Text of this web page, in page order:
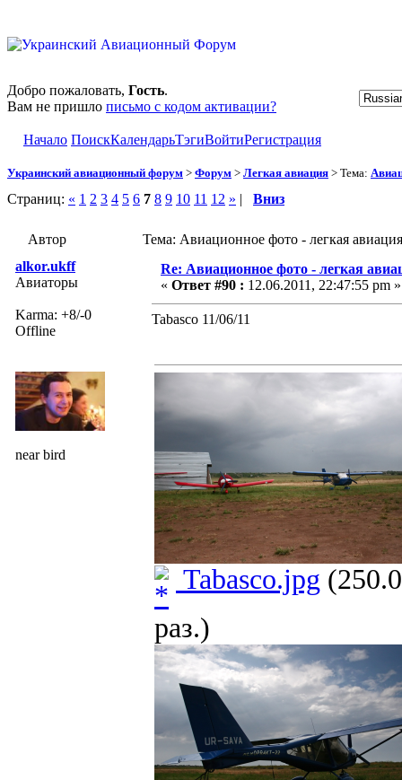
Добро пожаловать, Гость.
Вам не пришло письмо с кодом активации?
Начало ПоискКалендарьТэгиВойтиРегистрация
Украинский авиационный форум > Форум > Легкая авиация > Тема:
Страниц: « 1 2 3 4 5 6 7 8 9 10 11 12 » | Вниз
Автор
Тема: Авиационное фото - легкая
alkor.ukff
Авиаторы
Karma: +8/-0
Offline
near bird
Re: Авиационное фото - легкая
« Ответ #90 : 12.06.2011, 22:47:55 pm »
Tabasco 11/06/11
Tabasco.jpg
раз.)